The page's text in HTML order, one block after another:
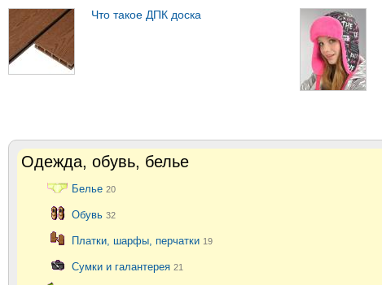
Что такое ДПК доска
Одежда, обувь, белье
Белье 20
Обувь 32
Платки, шарфы, перчатки 19
Сумки и галантерея 21